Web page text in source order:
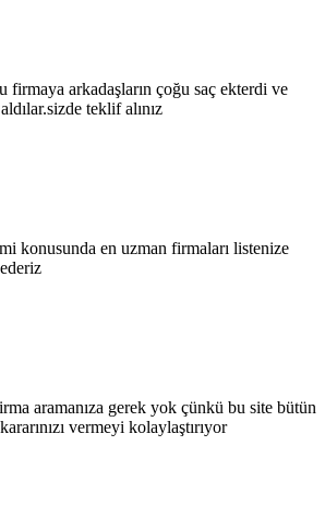
firmaya arkadaşların çoğu saç ekterdi ve
teklif alınız
konusunda en uzman firmaları listenize
aramanıza gerek yok çünkü bu site bütün
vermeyi kolaylaştırıyor